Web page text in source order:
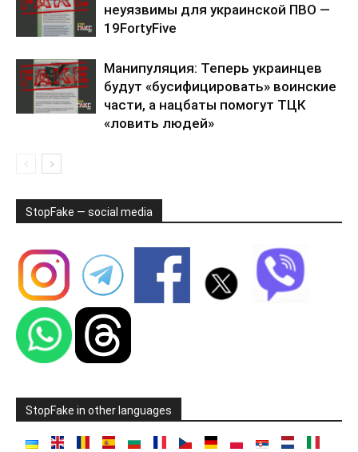
неуязвимы для украинской ПВО —
19FortyFive
Манипуляция: Теперь украинцев
будут «бусифицировать» воинские
части, а нацбаты помогут ТЦК
«ловить людей»
StopFake — social media
StopFake in other languages